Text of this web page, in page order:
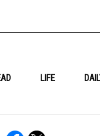
LIFE